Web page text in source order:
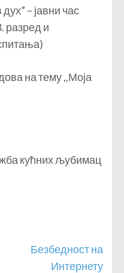
– јавни час
разред и
на тему ,,Моја
кућних љубимац
Безбедност на
Интернету